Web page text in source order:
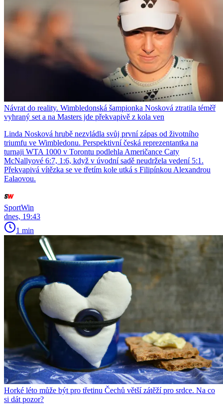
Návrat do reality. Wimbledonská šampionka Nosková ztratila téměř
vyhraný set a na Masters jde překvapivě z kola ven
Linda Nosková hrubě nezvládla svůj první zápas od životního
triumfu ve Wimbledonu. Perspektivní česká reprezentantka na
turnaji WTA 1000 v Torontu podlehla Američance Caty
McNallyové 6:7, 1:6, když v úvodní sadě neudržela vedení 5:1.
Překvapivá vítězka se ve třetím kole utká s Filipínkou Alexandrou
Ealaovou.
SportWin
dnes, 19:43
1 min
Horké léto může být pro třetinu Čechů větší zátěží pro srdce. Na co
si dát pozor?